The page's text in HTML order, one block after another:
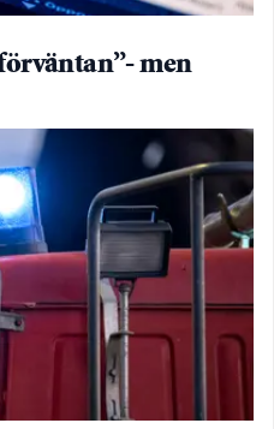
men